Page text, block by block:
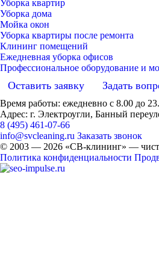
Уборка квартир
Уборка дома
Мойка окон
Уборка квартиры после ремонта
Клининг помещений
Ежедневная уборка офисов
Профессиональное оборудование и
Оставить заявку Задать
Время работы: ежедневно с 8.00 до
Адрес: г. Электроугли, Банный
8 (495) 461-07-66
info@svcleaning.ru Заказать звонок
© 2003 — 2026 «СВ-клининг» —
Политика конфиденциальности